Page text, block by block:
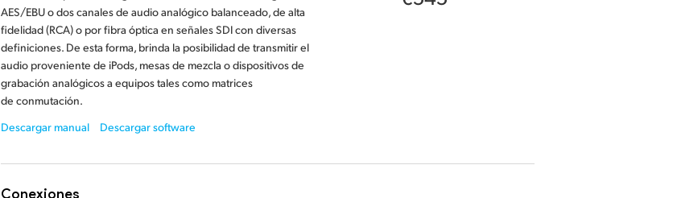
AES/EBU o dos canales de audio analógico balanceado, de alta
fidelidad (RCA) o por fibra óptica en señales SDI con diversas
definiciones. De esta forma, brinda la posibilidad de transmitir el
audio proveniente de iPods, mesas de mezcla o dispositivos de
grabación analógicos a equipos tales como matrices
de conmutación.
Descargar manual
Descargar software
Conexiones